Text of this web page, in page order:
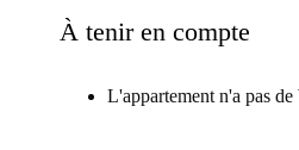
À tenir en compte
L'appartement n'a pas